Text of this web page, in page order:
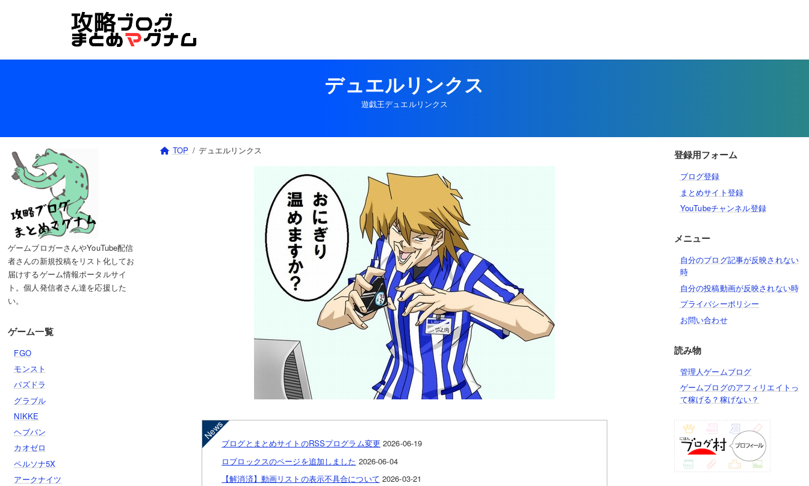
プ
動
デュエルリンクス
遊戯王デュエルリンクス
ゲームブロガーさんやYouTube配信
者さんの新規投稿をリスト化してお
届けするゲーム情報ポータルサイ
ト。個人発信者さん達を応援した
い。
ゲーム一覧
FGO
モンスト
パズドラ
グラブル
NIKKE
ヘブバン
カオゼロ
ペルソナ5X
アークナイツ
TOP デュエルリンクス
ブログとまとめサイトのRSSプログラム変更 2026-06-19
ロブロックスのページを追加しました 2026-06-04
【解消済】動画リストの表示不具合について 2026-03-21
登録用フォーム
ブログ登録
まとめサイト登録
YouTubeチャンネル登録
メニュー
自分のブログ記事が反映されない
時
自分の投稿動画が反映されない時
プライバシーポリシー
お問い合わせ
読み物
管理人ゲームブログ
ゲームブログのアフィリエイトっ
て稼げる？稼げない？